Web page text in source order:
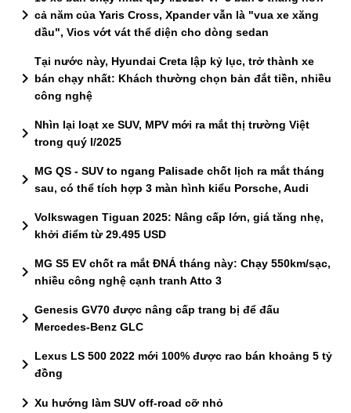
chevron_right cả năm của Yaris Cross, Xpander vẫn là "vua xe xăng
dầu", Vios vớt vát thể diện cho dòng sedan
chevron_right
Tại nước này, Hyundai Creta lập kỷ lục, trở thành xe
bán chạy nhất: Khách thường chọn bản đắt tiền, nhiều
công nghệ
chevron_right Nhìn lại loạt xe SUV, MPV mới ra mắt thị trường Việt
trong quý I/2025
chevron_right MG QS - SUV to ngang Palisade chốt lịch ra mắt tháng
sau, có thể tích hợp 3 màn hình kiểu Porsche, Audi
chevron_right Volkswagen Tiguan 2025: Nâng cấp lớn, giá tăng nhẹ,
khởi điểm từ 29.495 USD
chevron_right MG S5 EV chốt ra mắt ĐNÁ tháng này: Chạy 550km/sạc,
nhiều công nghệ cạnh tranh Atto 3
chevron_right Genesis GV70 được nâng cấp trang bị để đấu
Mercedes-Benz GLC
chevron_right Lexus LS 500 2022 mới 100% được rao bán khoảng 5 tỷ
đồng
chevron_right Xu hướng làm SUV off-road cỡ nhỏ